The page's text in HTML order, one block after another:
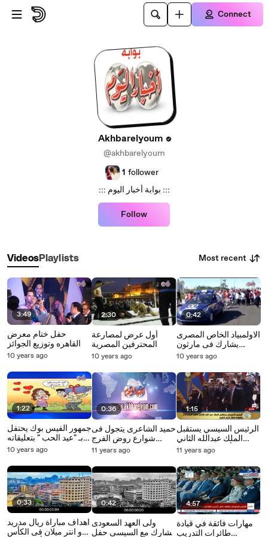
Skip to main content
Connect
Akhbarelyoum
@akhbarelyoum
1 follower
::: بوابة أخبار اليوم :::
Follow
VideosPlaylists Most recent
3:49
حفل ختام معرض
القاهره وتوزيع الجوائز
10 years ago
1:22
جمهور الفيس بوك يحتفل
بـ "عيد الحب " بتعليقاته
الساخرة
10 years ago
0:33
اهداف مباراة ريال مدريد
و انتر ميلان فى الكأس
2:30
أول عرض لمصارعة
المحترفين المصرية
10 years ago
0:36
حميد الشاعرى يتجول فى
شوارع روض الفرج
بصحبة علاء عبد الخالق
11 years ago
0:42
ولى العهد السعودى
يشارك مع السيسى حفل
0:42
الاولمبياد الخاص المصرى
يشارك فى مارثون
السلام بشرم الشيخ
10 years ago
1:15
الرئيس السيسي يستقبل
الملك عبدالله الثاني
عاهل الأردن لدي وصوله
11 years ago
4:57
مهارات فائقة في قيادة
طائرات التدريب